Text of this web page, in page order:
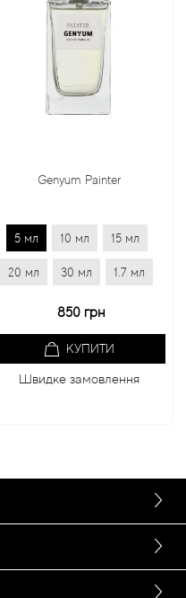
Genyum Painter
5 мл 10 мл 15 мл
20 мл 30 мл 1.7 мл
850 грн
КУПИТИ
Швидке замовлення